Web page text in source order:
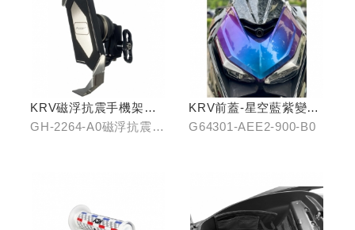
KRV磁浮抗震手機架組
(含整合支架)
GH-2264-A0磁浮抗震手
KRV前蓋-星空藍紫變色
龍
G64301-AEE2-900-B0